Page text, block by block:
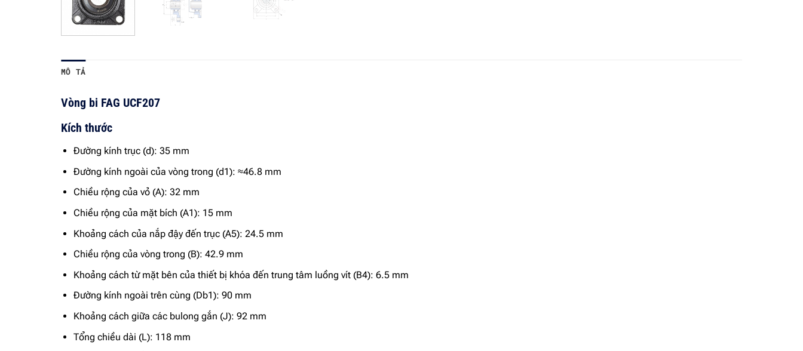
MÔ TẢ
Vòng bi FAG UCF207
Kích thước
Đường kính trục (d): 35 mm
Đường kính ngoài của vòng trong (d1): ≈46.8 mm
Chiều rộng của vỏ (A): 32 mm
Chiều rộng của mặt bích (A1): 15 mm
Khoảng cách của nắp đậy đến trục (A5): 24.5 mm
Chiều rộng của vòng trong (B): 42.9 mm
Khoảng cách từ mặt bên của thiết bị khóa đến trung tâm luồng vít (B4): 6.5 mm
Đường kính ngoài trên cùng (Db1): 90 mm
Khoảng cách giữa các bulong gắn (J): 92 mm
Tổng chiều dài (L): 118 mm